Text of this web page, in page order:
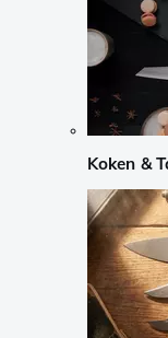
Koken &